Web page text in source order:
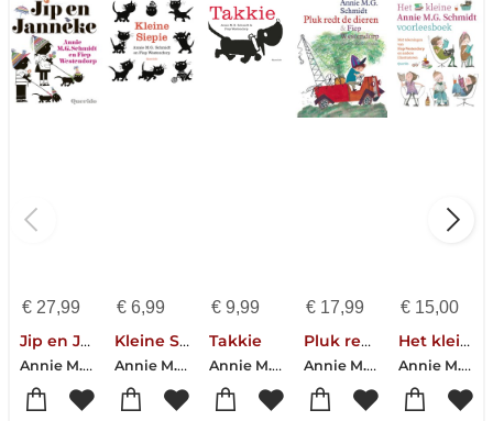
€27,99
Jip en Janneke
Annie M.G. Schmidt
€6,99
Kleine Siepie
Annie M.G. Schmidt
€ 9,99
Takkie
Annie M.G. Schmidt
€ 17,99
Pluk redt de dieren
Annie M.G. Schmidt
€ 15,00
Het kleine Annie M.G. Schmidt voorleesboek
Annie M.G. Schmidt